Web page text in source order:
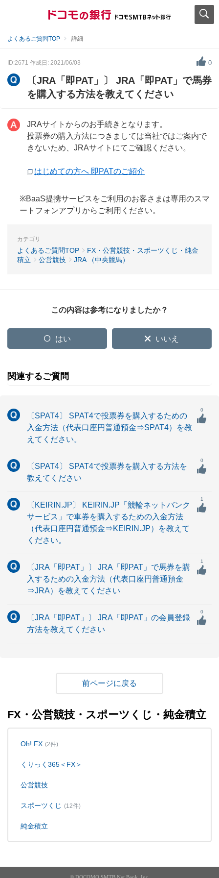
よくあるご質問TOP 詳細
ID:2671 作成日: 2021/06/03 0
〔JRA「即PAT」〕 JRA「即PAT」で馬券
を購入する方法を教えてください
JRAサイトからのお手続きとなります。
投票券の購入方法につきましては当社ではご案内で
きないため、JRAサイトにてご確認ください。
はじめての方へ 即PATのご紹介
※BaaS提携サービスをご利用のお客さまは専用のスマ
ートフォンアプリからご利用ください。
カテゴリ
よくあるご質問TOP
FX・公営競技・スポーツくじ・純金
積立
公営競技 JRA （中央競馬）
この内容は参考になりましたか？
はい いいえ
関連するご質問
〔SPAT4〕 SPAT4で投票券を購入するための
入金方法（代表口座円普通預金⇒SPAT4）を教
えてください。
0
〔SPAT4〕 SPAT4で投票券を購入する方法を
教えてください
0
〔KEIRIN.JP〕 KEIRIN.JP「競輪ネットバンク
サービス」で車券を購入するための入金方法
（代表口座円普通預金⇒KEIRIN.JP）を教えて
ください。
1
〔JRA「即PAT」〕 JRA「即PAT」で馬券を購
入するための入金方法（代表口座円普通預金
⇒JRA）を教えてください
1
〔JRA「即PAT」〕 JRA「即PAT」の会員登録
方法を教えてください
0
戻る
FX・公営競技・スポーツくじ・純金積立
Oh! FX (2件)
くりっく365＜FX＞
公営競技
スポーツくじ (12件)
純金積立